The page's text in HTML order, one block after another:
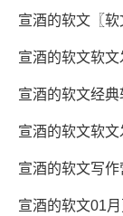
宣酒的软文〖
宣酒的软文软
宣酒的软文经
宣酒的软文软
宣酒的软文写
宣酒的软文01